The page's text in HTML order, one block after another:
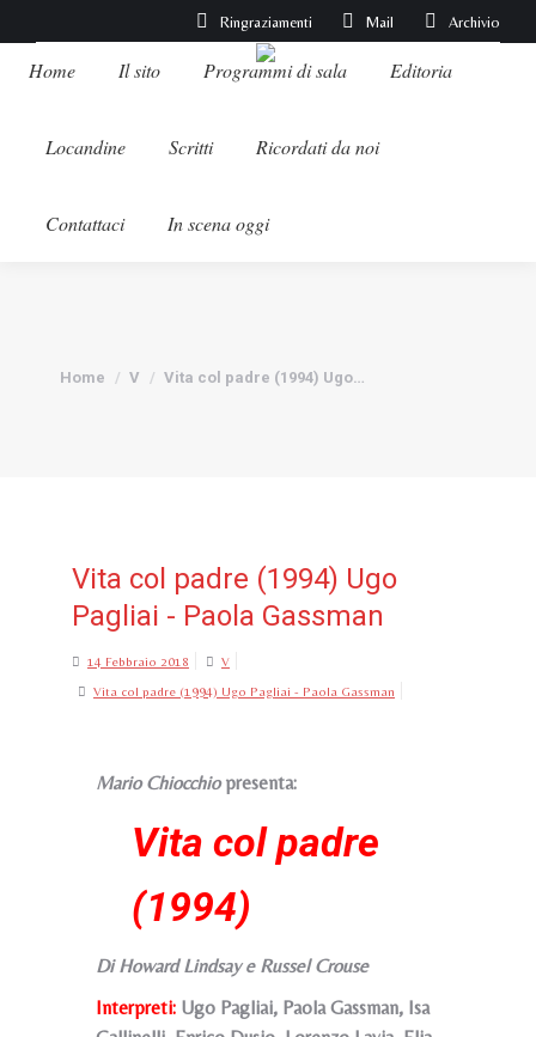
Ringraziamenti Mail Archivio
Home Il sito Programmi di sala Editoria
Locandine Scritti Ricordati da noi
Contattaci In scena oggi
Tu sei qui:
Home V Vita col padre (1994) Ugo…
Vita col padre (1994) Ugo
Pagliai - Paola Gassman
14 Febbraio 2018 V
Vita col padre (1994) Ugo Pagliai - Paola Gassman
Mario Chiocchiopresenta:
Vita col padre
(1994)
Di Howard Lindsay e Russel Crouse
Interpreti: Ugo Pagliai, Paola Gassman, Isa